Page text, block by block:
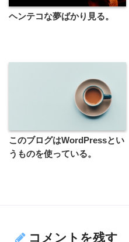
ヘンテコな夢ばかり見る。
このブログはWordPressとい
うものを使っている。
コメントを残す